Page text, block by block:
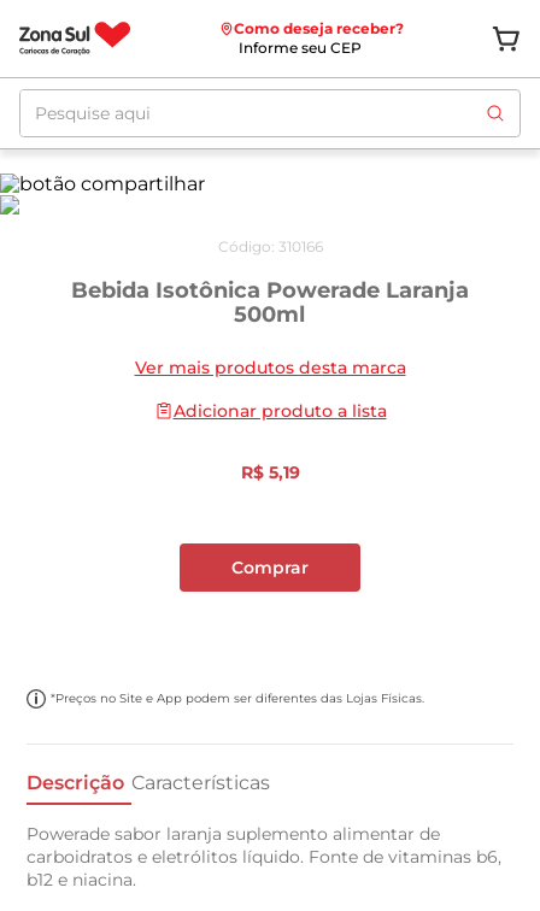
Como deseja receber?
Informe seu CEP
Pesquise aqui
Código: 310166
Bebida Isotônica Powerade Laranja
500ml
Ver mais produtos desta marca
Adicionar produto a lista
R$ 5,19
Comprar
*Preços no Site e App podem ser diferentes das Lojas Físicas.
Descrição Características
Powerade sabor laranja suplemento alimentar de
carboidratos e eletrólitos líquido. Fonte de vitaminas b6,
b12 e niacina.